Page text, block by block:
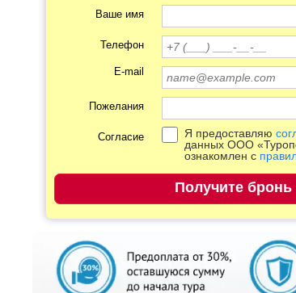
Ваше имя
Телефон
E-mail
Пожелания
Согласие Я предоставляю
данных ООО
ознакомлен с